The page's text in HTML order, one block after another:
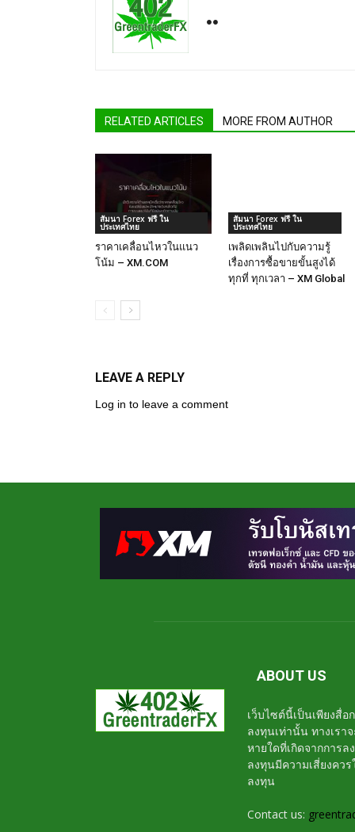
RELATED ARTICLES MORE FROM AUTHOR
สัมนา Forex ฟรี ใน
ประเทศไทย
ราคาเคลื่อนไหวในแนว
โน้ม – XM.COM
สัมนา Forex ฟรี ใน
ประเทศไทย
เพลิดเพลินไปกับความรู้
เรื่องการซื้อขายขั้นสูงได้
ทุกที่ ทุกเวลา – XM Global
LEAVE A REPLY
Log in to leave a comment
ABOUT US
เว็บไซต์นี้เป็นเพียงสื่
ลงทุนเท่านั้น ทางเรา
หายใดที่เกิดจากการ
ลงทุนมีความเสี่ยงค
ลงทุน
Contact us: